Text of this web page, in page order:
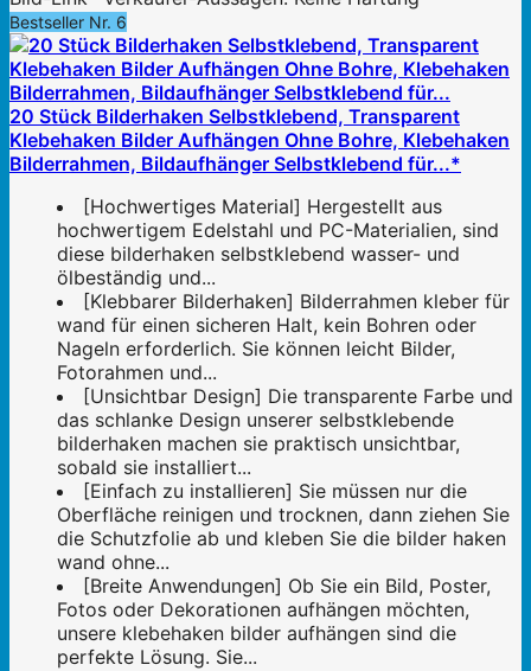
Bestseller Nr. 6
20 Stück Bilderhaken Selbstklebend, Transparent
Klebehaken Bilder Aufhängen Ohne Bohre, Klebehaken
Bilderrahmen, Bildaufhänger Selbstklebend für...*
[Hochwertiges Material] Hergestellt aus
hochwertigem Edelstahl und PC-Materialien, sind
diese bilderhaken selbstklebend wasser- und
ölbeständig und...
[Klebbarer Bilderhaken] Bilderrahmen kleber für
wand für einen sicheren Halt, kein Bohren oder
Nageln erforderlich. Sie können leicht Bilder,
Fotorahmen und...
[Unsichtbar Design] Die transparente Farbe und
das schlanke Design unserer selbstklebende
bilderhaken machen sie praktisch unsichtbar,
sobald sie installiert...
[Einfach zu installieren] Sie müssen nur die
Oberfläche reinigen und trocknen, dann ziehen Sie
die Schutzfolie ab und kleben Sie die bilder haken
wand ohne...
[Breite Anwendungen] Ob Sie ein Bild, Poster,
Fotos oder Dekorationen aufhängen möchten,
unsere klebehaken bilder aufhängen sind die
perfekte Lösung. Sie...